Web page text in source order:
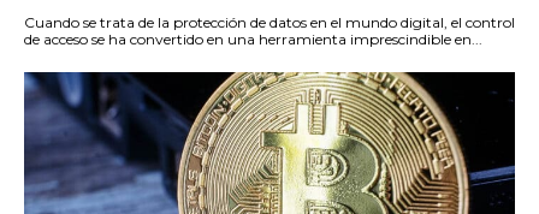
Cuando se trata de la protección de datos en el mundo digital, el control
de acceso se ha convertido en una herramienta imprescindible en...